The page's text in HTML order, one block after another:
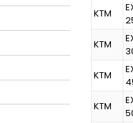
KTM
KTM
KTM
KTM